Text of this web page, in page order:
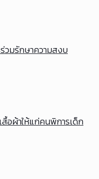
วมรักษาความสงบ
สื้อผ้าให้แก่คนพิการเด็ก